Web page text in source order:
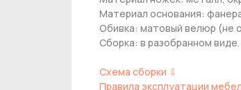
Материал основания:
Обивка: матовый велюр (не
Сборка: в разобранном виде.
Схема сборки ⇩
Правила эксплуатации